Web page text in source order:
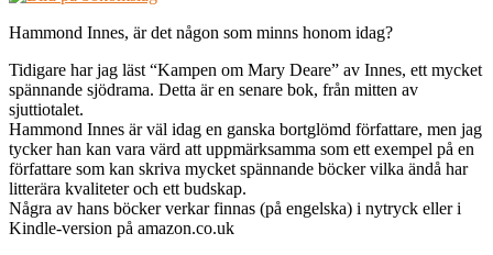
Hammond Innes, är det någon som minns honom idag?
Tidigare har jag läst “Kampen om Mary Deare” av Innes, ett mycket
spännande sjödrama. Detta är en senare bok, från mitten av
sjuttiotalet.
Hammond Innes är väl idag en ganska bortglömd författare, men jag
tycker han kan vara värd att uppmärksamma som ett exempel på en
författare som kan skriva mycket spännande böcker vilka ändå har
litterära kvaliteter och ett budskap.
Några av hans böcker verkar finnas (på engelska) i nytryck eller i
Kindle-version på amazon.co.uk